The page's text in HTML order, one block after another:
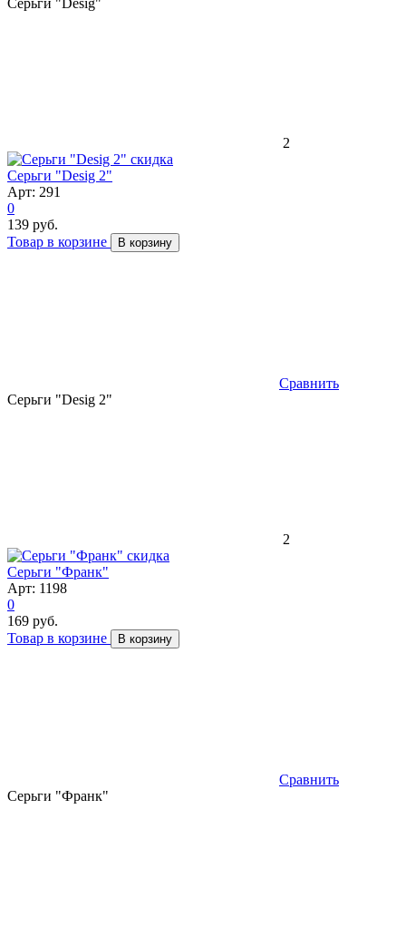
2
скидка
Серьги "Desig 2"
Арт: 291
0
139 руб.
Товар в корзине
В корзину
Сравнить
Серьги "Desig 2"
2
скидка
Серьги "Франк"
Арт: 1198
0
169 руб.
Товар в корзине
В корзину
Сравнить
Серьги "Франк"